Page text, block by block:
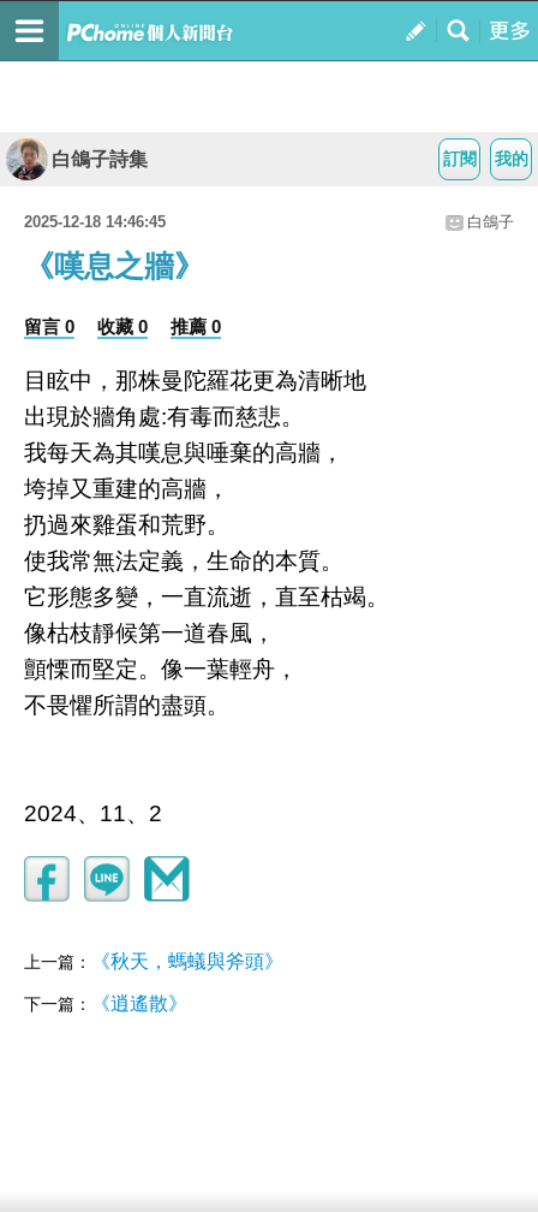
我的
訂閱
白鴿子詩集
2025-12-18 14:46:45 白鴿子
《嘆息之牆》
留言 0 收藏 0 推薦 0
目眩中，那株曼陀羅花更為清晰地
出現於牆角處:有毒而慈悲。
我每天為其嘆息與唾棄的高牆，
垮掉又重建的高牆，
扔過來雞蛋和荒野。
使我常無法定義，生命的本質。
它形態多變，一直流逝，直至枯竭。
像枯枝靜候第一道春風，
顫慄而堅定。像一葉輕舟，
不畏懼所謂的盡頭。
2024、11、2
上一篇： 《秋天，螞蟻與斧頭》
下一篇： 《逍遙散》